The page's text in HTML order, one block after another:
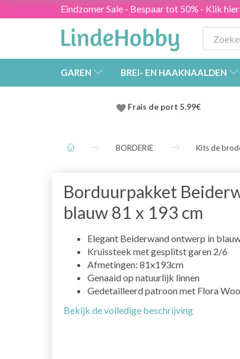
Eindzomer Sale - Bespaar tot 50% - Klik hier
GAREN BREI- EN HAAKNAALDEN
Frais de port 5.99€
BORDERIE Kits de
Borduurpakket
blauw 81 x 193 cm
Elegant Beiderwand ontwerp in
Kruissteek met gesplitst garen 2/6
Afmetingen: 81x193cm
Genaaid op natuurlijk linnen
Gedetailleerd patroon met Flora
Bekijk de volledige beschrijving